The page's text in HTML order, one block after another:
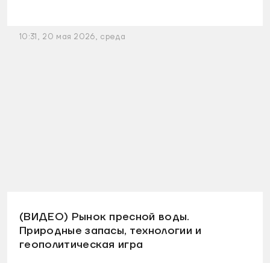
10:31, 20 мая 2026, среда
(ВИДЕО) Рынок пресной воды.
Природные запасы, технологии и
геополитическая игра